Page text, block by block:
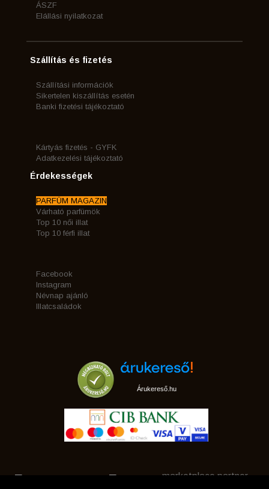
ÁSZF
Elállási nyilatkozat
Szállítás és fizetés
Szállítási információk
Sikertelen kiszállítás esetén
Banki fizetési tájékoztató
Kártyás fizetés - GYFK
Adatkezelési tájékoztató
Érdekességek
PARFÜM MAGAZIN
Várható parfümök
Top 10 női illat
Top 10 férfi illat
Facebook
Instagram
Névnap ajánló
Illatcsaládok
Árukereső.hu
marketplace partner